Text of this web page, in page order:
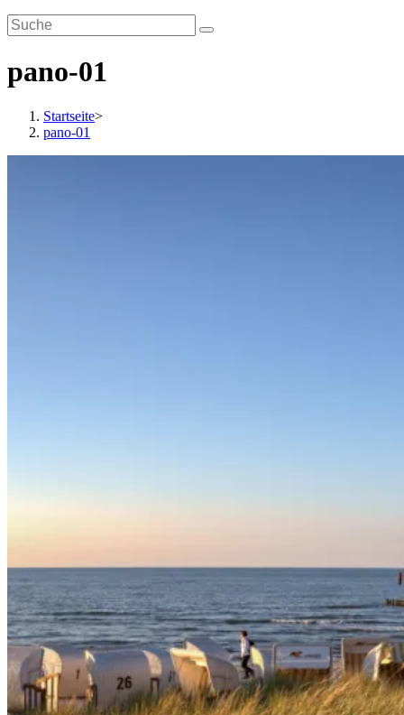
pano-01
Startseite>
pano-01